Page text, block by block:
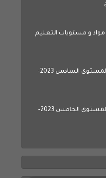
و مستويات التعليم
جميع فروض المرحلة الأولى المستوى السادس 2023-
جميع فروض المرحلة الأولى المستوى الخامس 2023-